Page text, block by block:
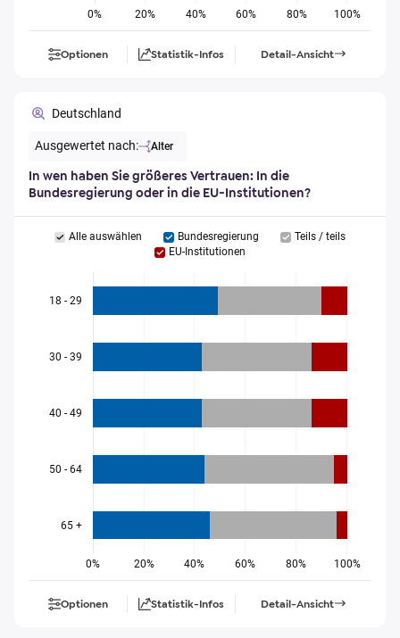
0% 20% 40% 60% 80% 100%
Optionen Statistik-Infos Detail-Ansicht
Deutschland
Ausgewertet nach: Alter
In wen haben Sie größeres Vertrauen: In die
Bundesregierung oder in die EU-Institutionen?
Alle auswählen Bundesregierung
Teils / teils
EU-Institutionen
0% 20% 40% 60% 80% 100%
18 - 29
30 - 39
40 - 49
50 - 64
65 +
Optionen Statistik-Infos Detail-Ansicht